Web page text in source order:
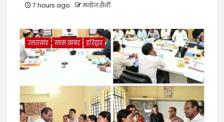
7 hours ago मनोज सैनी
उत्तराखंड खास खबर हरिद्वार